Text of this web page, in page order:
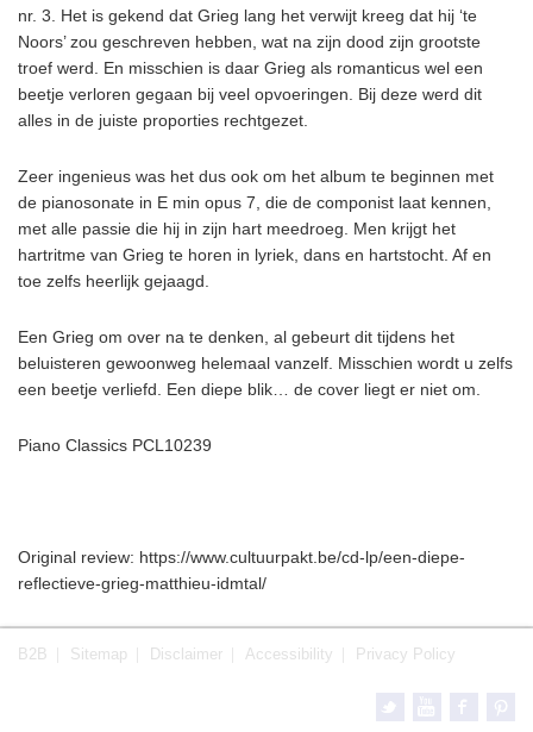
nr. 3. Het is gekend dat Grieg lang het verwijt kreeg dat hij ‘te
Noors’ zou geschreven hebben, wat na zijn dood zijn grootste
troef werd. En misschien is daar Grieg als romanticus wel een
beetje verloren gegaan bij veel opvoeringen. Bij deze werd dit
alles in de juiste proporties rechtgezet.
Zeer ingenieus was het dus ook om het album te beginnen met
de pianosonate in E min opus 7, die de componist laat kennen,
met alle passie die hij in zijn hart meedroeg. Men krijgt het
hartritme van Grieg te horen in lyriek, dans en hartstocht. Af en
toe zelfs heerlijk gejaagd.
Een Grieg om over na te denken, al gebeurt dit tijdens het
beluisteren gewoonweg helemaal vanzelf. Misschien wordt u zelfs
een beetje verliefd. Een diepe blik… de cover liegt er niet om.
Piano Classics PCL10239
Original review: https://www.cultuurpakt.be/cd-lp/een-diepe-
reflectieve-grieg-matthieu-idmtal/
B2B Sitemap Disclaimer Accessibility Privacy Policy